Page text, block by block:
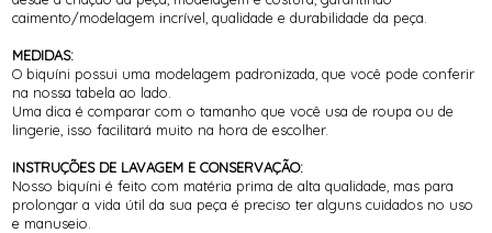
caimento/modelagem incrível, qualidade e durabilidade da peça.
MEDIDAS:
O biquíni possui uma modelagem padronizada, que você pode conferir
na nossa tabela ao lado.
Uma dica é comparar com o tamanho que você usa de roupa ou de
lingerie, isso facilitará muito na hora de escolher.
INSTRUÇÕES DE LAVAGEM E CONSERVAÇÃO:
Nosso biquíni é feito com matéria prima de alta qualidade, mas para
prolongar a vida útil da sua peça é preciso ter alguns cuidados no uso
e manuseio.